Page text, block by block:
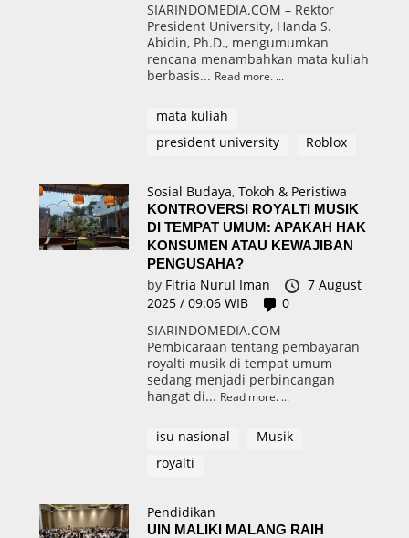
SIARINDOMEDIA.COM – Rektor
President University, Handa S.
Abidin, Ph.D., mengumumkan
rencana menambahkan mata kuliah
berbasis... Read more.
mata kuliah
president university
Roblox
Sosial Budaya, Tokoh & Peristiwa
KONTROVERSI ROYALTI MUSIK
DI TEMPAT UMUM: APAKAH HAK
KONSUMEN ATAU KEWAJIBAN
PENGUSAHA?
by Fitria Nurul Iman
7 August
2025 / 09:06 WIB
0
SIARINDOMEDIA.COM –
Pembicaraan tentang pembayaran
royalti musik di tempat umum
sedang menjadi perbincangan
hangat di... Read more.
isu nasional
Musik
royalti
Pendidikan
UIN MALIKI MALANG RAIH